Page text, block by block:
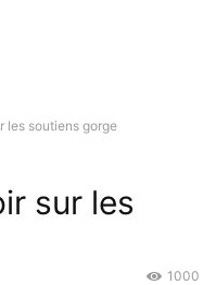
les soutiens gorge
sur les
1000